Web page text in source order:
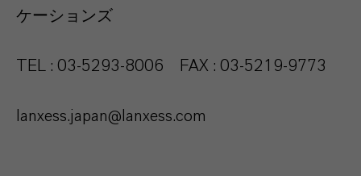
ケーションズ
TEL : 03-5293-8006 FAX : 03-5219-9773
lanxess.japan@lanxess.com